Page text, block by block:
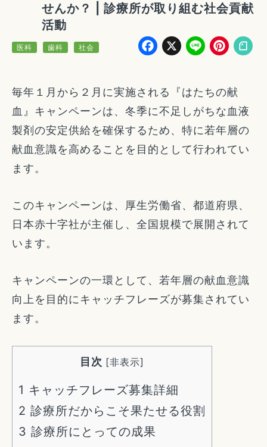
せんか？ | 診療所が取り組む社会貢献
活動
医科 歯科 社会 Facebook
X Line
毎年１月から２月に実施される『はたちの献
血』キャンペーンは、冬季に不足しがちな血液
製剤の安定供給を確保するため、特に若年層の
献血意識を高めることを目的として行われてい
ます。
このキャンペーンは、厚生労働省、都道府県、
日本赤十字社が主催し、全国規模で展開されて
います。
キャンペーンの一環として、若年層の献血意識
向上を目的にキャッチフレーズが募集されてい
ます。
目次 [非表示]
1 キャッチフレーズ募集詳細
2 診療所だからこそ果たせる役割
3 診療所にとっての成果